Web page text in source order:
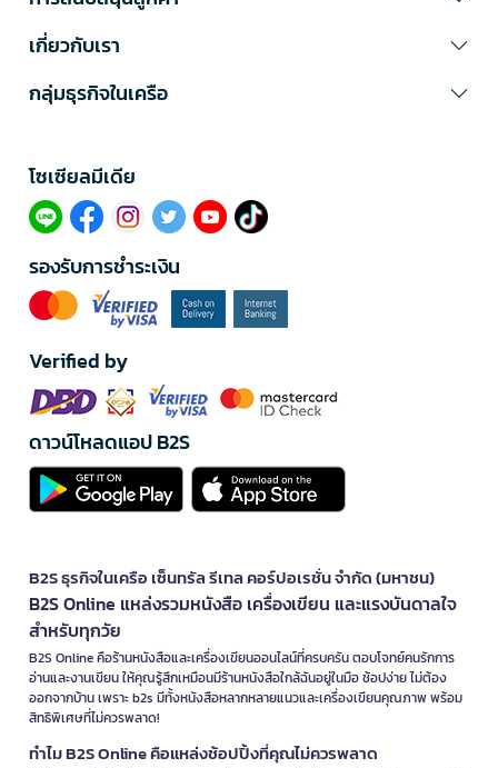
เกี่ยวกับเรา
กลุ่มธุรกิจในเครือ
โซเซียลมีเดีย​
รองรับการชำระเงิน
Verified by
ดาวน์โหลดแอป B2S
B2S ธุรกิจในเครือ เซ็นทรัล รีเทล คอร์ปอเรชั่น จำกัด (มหาชน)
B2S Online แหล่งรวมหนังสือ เครื่องเขียน และแรงบันดาลใจ
สำหรับทุกวัย
B2S Online คือร้านหนังสือและเครื่องเขียนออนไลน์ที่ครบครัน ตอบโจทย์คนรักการ
อ่านและงานเขียน ให้คุณรู้สึกเหมือนมีร้านหนังสือใกล้ฉันอยู่ในมือ ช้อปง่าย ไม่ต้อง
ออกจากบ้าน เพราะ b2s มีทั้งหนังสือหลากหลายแนวและเครื่องเขียนคุณภาพ พร้อม
สิทธิพิเศษที่ไม่ควรพลาด!
ทำไม B2S Online คือแหล่งช้อปปิ้งที่คุณไม่ควรพลาด